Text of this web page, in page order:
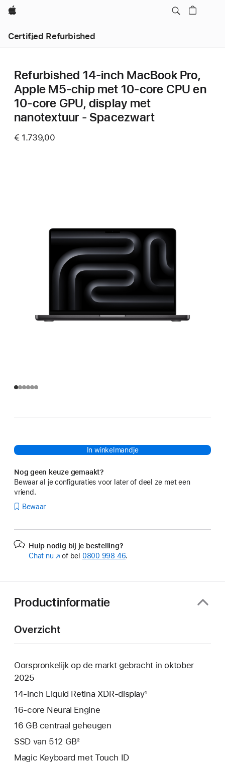
Apple
Certified Refurbished
Refurbished 14‑inch MacBook Pro,
Apple M5-chip met 10‑core CPU en
10‑core GPU, display met
nanotextuur - Spacezwart
€ 1.739,00
In winkelmandje
Nog geen keuze gemaakt?
Bewaar al je configuraties voor later of deel ze met een
vriend.
Bewaar
Hulp nodig bij je bestelling?
Chat nu (Wordt
of bel 0800 998 46.
Productinformatie
Overzicht
Oorspronkelijk op de markt gebracht in oktober
2025
14‑inch Liquid Retina XDR‑display¹
16‑core Neural Engine
16 GB centraal geheugen
SSD van 512 GB²
Magic Keyboard met Touch ID